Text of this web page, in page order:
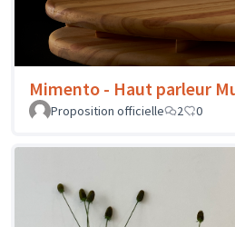
Mimento - Haut parleur
Proposition officielle 2 0